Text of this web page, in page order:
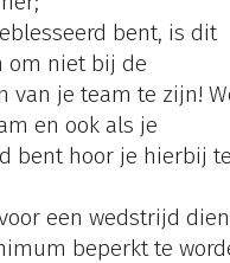
bent, is dit
om niet bij de
van je team te zijn!
en ook als je
bent hoor je hierbij te
een wedstrijd
beperkt te